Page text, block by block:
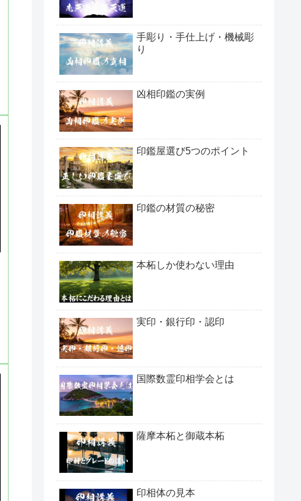
手彫り・手仕上げ・機械彫
り
凶相印鑑の実例
印鑑屋選び5つのポイント
印鑑の材質の秘密
本柘しか使わない理由
実印・銀行印・認印
国際数霊印相学会とは
薩摩本柘と御蔵本柘
印相体の見本